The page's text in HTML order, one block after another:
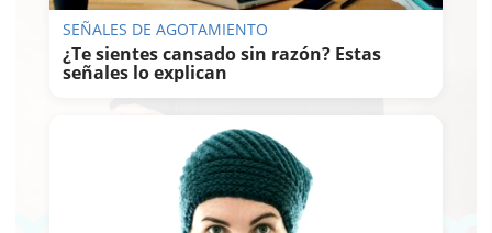
SEÑALES DE AGOTAMIENTO
¿Te sientes cansado sin razón? Estas
señales lo explican